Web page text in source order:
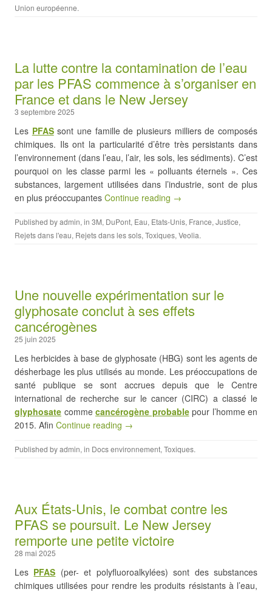
Union européenne.
La lutte contre la contamination de l’eau
par les PFAS commence à s’organiser en
France et dans le New Jersey
3 septembre 2025
Les PFASsont une famille de plusieurs milliers de composés
chimiques. Ils ont la particularité d’être très persistants dans
l’environnement (dans l’eau, l’air, les sols, les sédiments). C’est
pourquoi on les classe parmi les « polluants éternels ». Ces
substances, largement utilisées dans l’industrie, sont de plus
en plus préoccupantes Continue reading →
Published byadmin, in 3M, DuPont, Eau, Etats-Unis, France, Justice,
Rejets dans l'eau, Rejets dans les sols, Toxiques, Veolia.
Une nouvelle expérimentation sur le
glyphosate conclut à ses effets
cancérogènes
25 juin 2025
Les herbicides à base de glyphosate (HBG) sont les agents de
désherbage les plus utilisés au monde. Les préoccupations de
santé publique se sont accrues depuis que le Centre
international de recherche sur le cancer (CIRC) a classé le
glyphosate comme cancérogène probablepour l’homme en
2015. Afin Continue reading →
Published byadmin, in Docs environnement, Toxiques.
Aux États-Unis, le combat contre les
PFAS se poursuit. Le New Jersey
remporte une petite victoire
28 mai 2025
Les PFAS (per- et polyfluoroalkylées) sont des substances
chimiques utilisées pour rendre les produits résistants à l’eau,